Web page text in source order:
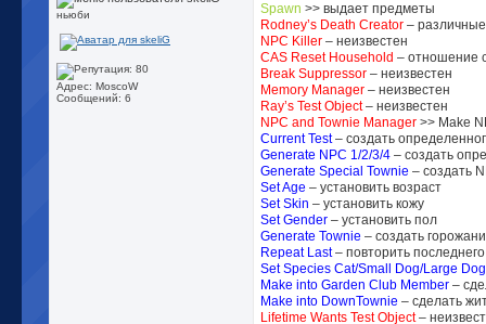
ньюби
Адрес: MoscoW
Сообщений: 6
Spawn >> выдает предметы
Rodney’s Death Creator –
NPC Killer – неизвестен
CAS Reset Household – отношение
Break Suppressor – неизвестен
Memory Manager – неизвестен
Ray’s Test Object– неизвестен
NPC and Townie Manager >> Make
Current Test– создать
Generate NPC 1/2/3/4 – создать
Generate Special Townie – создать
Set Age – установить возраст
Set Skin – установить кожу
Set Gender – установить пол
Generate Townie – создать
Repeat Last– повторить
Set Species Cat/Small Dog/Large
Make into Garden Club Member –
Make into DownTownie – сделать
Lifetime Wants Test Object–